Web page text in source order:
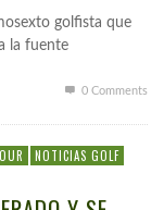
golfista que
la fuente
0 Comments
NOTICIAS GOLF